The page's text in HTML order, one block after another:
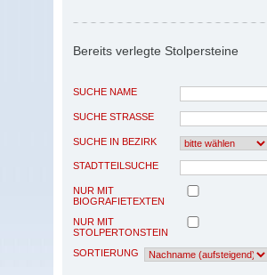
Bereits verlegte Stolpersteine
SUCHE NAME
SUCHE STRASSE
SUCHE IN BEZIRK
STADTTEILSUCHE
NUR MIT
BIOGRAFIETEXTEN
NUR MIT
STOLPERTONSTEIN
SORTIERUNG